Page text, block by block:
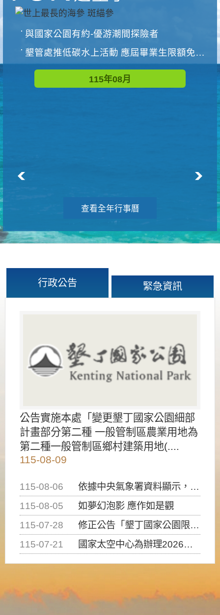
與國家公園有約-優游潮間探險者
墾管處推低碳水上活動 應屆畢業生限額免費參加
115年08月
查看全年行事曆
行政公告 緊急資訊
公告實施本處「變更墾丁國家公園細部
計畫部分第二種 一般管制區農業用地為
第二種一般管制區鄉村建築用地(....
115-08-09
115-08-06
依據中央氣象署資料顯示，白海豚颱風持續接近臺灣，請密切注意動向及早完成防災應變準備
115-08-05
如夢幻泡影 應作如是觀
115-07-28
修正公告「墾丁國家公園限制水域遊憩活動之種類、範圍、時間及行為」，自即日生效。
115-07-21
國家太空中心為辦理2026台灣盃火箭競賽，陸、海、空域警戒及協調相關事宜，因颱風備案事宜